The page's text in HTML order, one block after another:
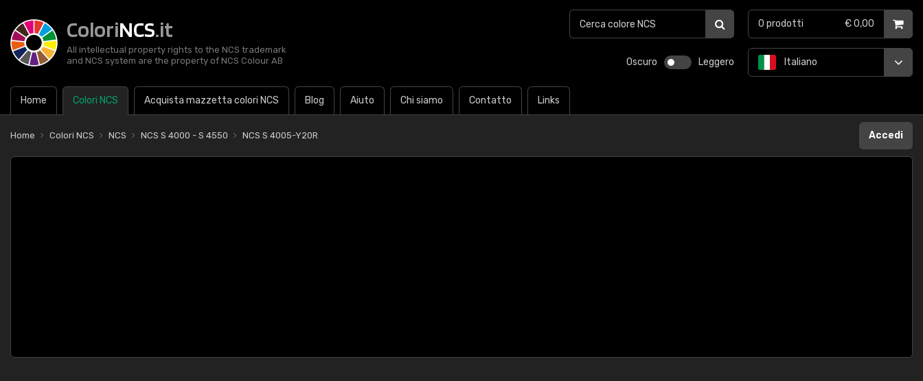
ColoriNCS.it
All intellectual property rights to the NCS trademark
and NCS system are the property of NCS Colour AB
Oscuro Leggero
Home Colori NCS Acquista mazzetta colori NCS Blog Aiuto Chi siamo Contatto Links
Italiano
0 prodotti € 0,00
Home Colori NCS NCS NCS S 4000 - S 4550 NCS S 4005-Y20R Accedi